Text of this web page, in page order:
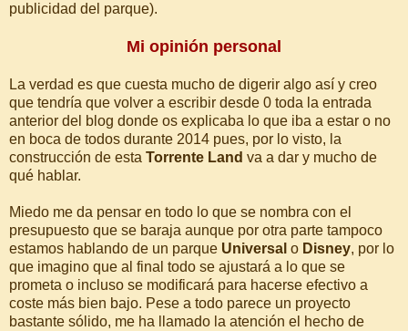
publicidad del parque).
Mi opinión personal
La verdad es que cuesta mucho de digerir algo así y creo
que tendría que volver a escribir desde 0 toda la entrada
anterior del blog donde os explicaba lo que iba a estar o no
en boca de todos durante 2014 pues, por lo visto, la
construcción de esta Torrente Land va a dar y mucho de
qué hablar.
Miedo me da pensar en todo lo que se nombra con el
presupuesto que se baraja aunque por otra parte tampoco
estamos hablando de un parque Universal o Disney, por lo
que imagino que al final todo se ajustará a lo que se
prometa o incluso se modificará para hacerse efectivo a
coste más bien bajo. Pese a todo parece un proyecto
bastante sólido, me ha llamado la atención el hecho de